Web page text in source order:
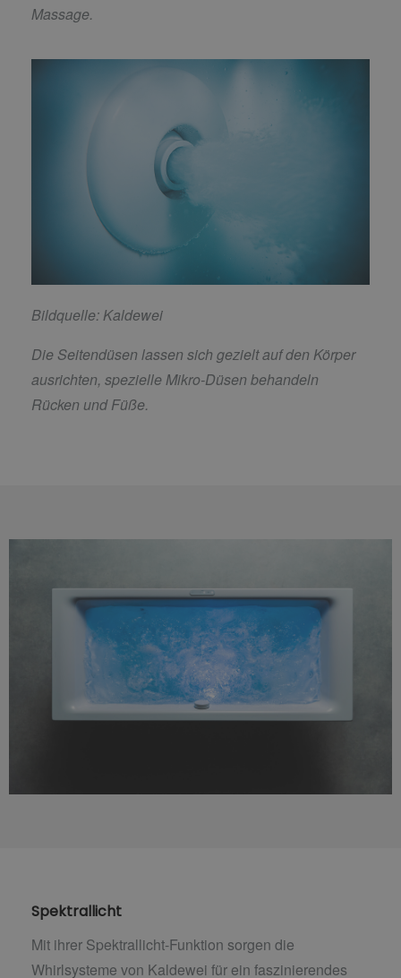
Massage.
Bildquelle: Kaldewei
Die Seitendüsen lassen sich gezielt auf den Körper
ausrichten, spezielle Mikro-Düsen behandeln
Rücken und Füße.
Spektrallicht
Mit ihrer Spektrallicht-Funktion sorgen die
Whirlsysteme von Kaldewei für ein faszinierendes